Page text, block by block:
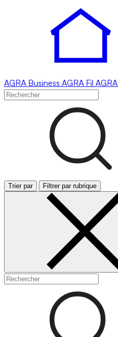
AGRA Business AGRA Fil AGRA
Trier par Filtrer par rubrique